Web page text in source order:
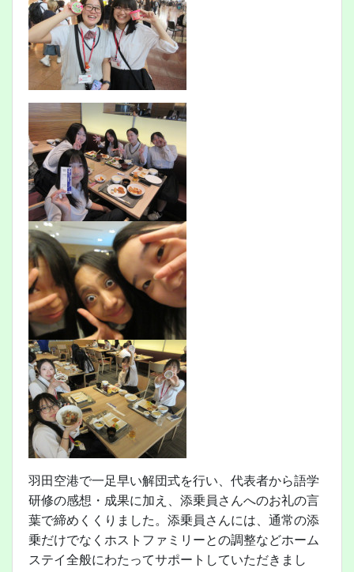
羽田空港で一足早い解団式を行い、代表者から語学
研修の感想・成果に加え、添乗員さんへのお礼の言
葉で締めくくりました。添乗員さんには、通常の添
乗だけでなくホストファミリーとの調整などホーム
ステイ全般にわたってサポートしていただきまし